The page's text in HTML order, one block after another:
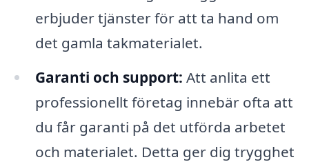
erbjuder tjänster för att ta hand om
det gamla takmaterialet.
Garanti och support: Att anlita ett
professionellt företag innebär ofta att
du får garanti på det utförda arbetet
och materialet. Detta ger dig trygghet